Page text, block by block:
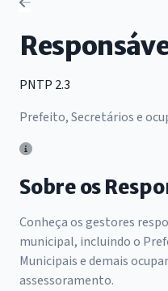
PNTP 2.3
Prefeito, Secretários e
Sobre os
Conheça os gestores
municipal, incluindo o
Municipais e demais
assessoramento.